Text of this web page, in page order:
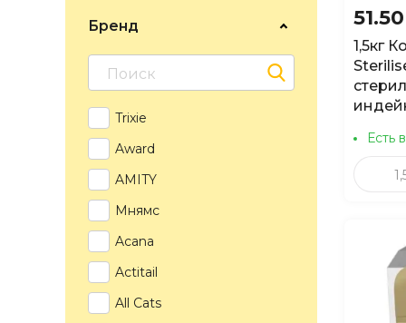
Бренд
Trixie
Award
AMITY
Мнямс
Acana
Actitail
All Cats
1,5кг
Есть